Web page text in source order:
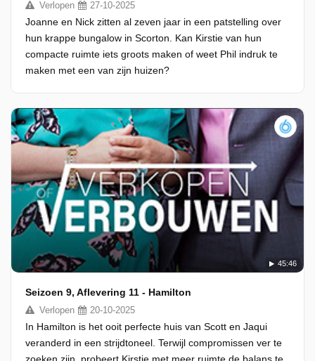
Verlopen 27-10-2025
Joanne en Nick zitten al zeven jaar in een patstelling over
hun krappe bungalow in Scorton. Kan Kirstie van hun
compacte ruimte iets groots maken of weet Phil indruk te
maken met een van zijn huizen?
45:46
Seizoen 9, Aflevering 11 - Hamilton
Verlopen 20-10-2025
In Hamilton is het ooit perfecte huis van Scott en Jaqui
veranderd in een strijdtoneel. Terwijl compromissen ver te